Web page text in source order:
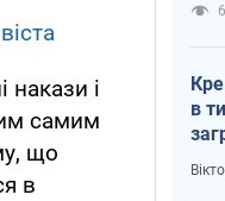
накази і
самим
що
в
в